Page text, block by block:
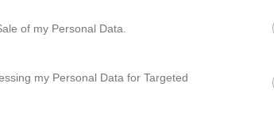
of my Personal Data.
my Personal Data for Targeted